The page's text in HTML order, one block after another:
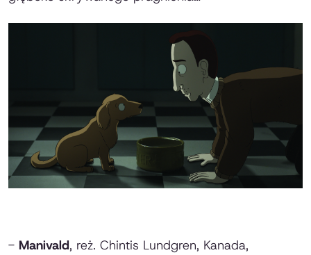
- Manivald, reż. Chintis Lundgren, Kanada,